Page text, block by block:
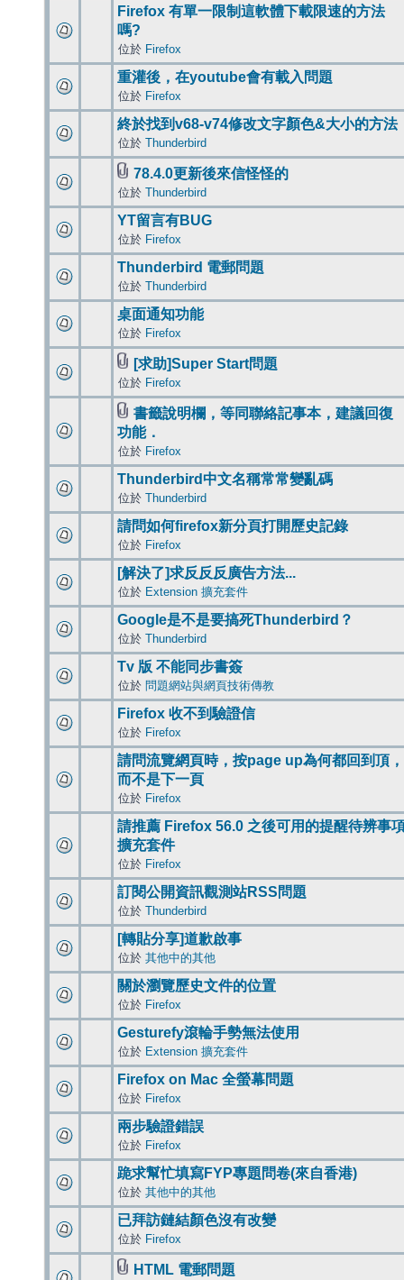
Firefox 有單一限制這軟體下載限速的方法
嗎?
位於 Firefox
重灌後，在youtube會有載入問題
位於 Firefox
終於找到v68-v74修改文字顏色&大小的方法
位於 Thunderbird
78.4.0更新後來信怪怪的
位於 Thunderbird
YT留言有BUG
位於 Firefox
Thunderbird 電郵問題
位於 Thunderbird
桌面通知功能
位於 Firefox
[求助]Super Start問題
位於 Firefox
書籤說明欄，等同聯絡記事本，建議回復
功能．
位於 Firefox
Thunderbird中文名稱常常變亂碼
位於 Thunderbird
請問如何firefox新分頁打開歷史記錄
位於 Firefox
[解決了]求反反反廣告方法...
位於 Extension 擴充套件
Google是不是要搞死Thunderbird？
位於 Thunderbird
Tv 版 不能同步書簽
位於 問題網站與網頁技術傳教
Firefox 收不到驗證信
位於 Firefox
請問流覽網頁時，按page up為何都回到頂，
而不是下一頁
位於 Firefox
請推薦 Firefox 56.0 之後可用的提醒待辨事
擴充套件
位於 Firefox
訂閱公開資訊觀測站RSS問題
位於 Thunderbird
[轉貼分享]道歉啟事
位於 其他中的其他
關於瀏覽歷史文件的位置
位於 Firefox
Gesturefy滾輪手勢無法使用
位於 Extension 擴充套件
Firefox on Mac 全螢幕問題
位於 Firefox
兩步驗證錯誤
位於 Firefox
跪求幫忙填寫FYP專題問卷(來自香港)
位於 其他中的其他
已拜訪鏈結顏色沒有改變
位於 Firefox
HTML 電郵問題